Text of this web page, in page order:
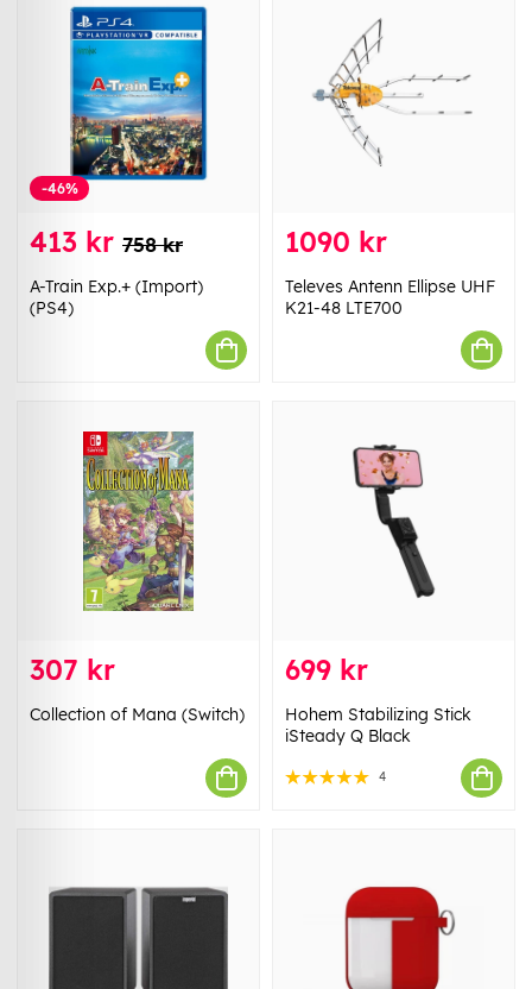
-46%
413 kr 758 kr
A-Train Exp.+ (Import)
(PS4)
1090 kr
Televes Antenn Ellipse UHF
K21-48 LTE700
307 kr
Collection of Mana (Switch)
699 kr
Hohem Stabilizing Stick
iSteady Q Black
4